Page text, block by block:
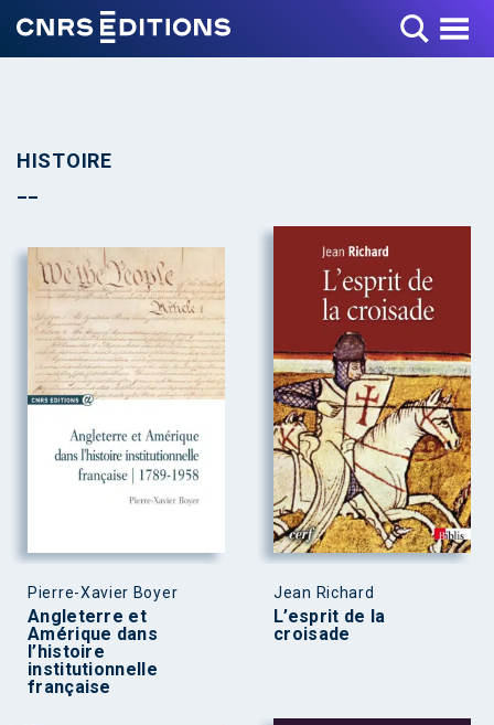
Toggle Menu
HISTOIRE
Pierre-Xavier Boyer
Angleterre et
Amérique dans
l’histoire
institutionnelle
française
Jean Richard
L’esprit de la
croisade